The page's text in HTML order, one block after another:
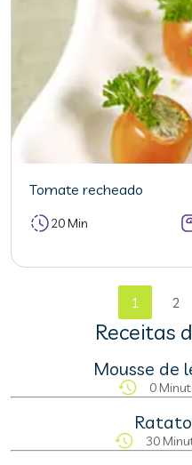
Tomate recheado
20 Min
1 2
Receitas
Mousse de
0
30